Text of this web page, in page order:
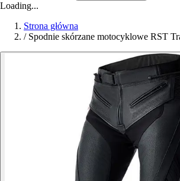
Loading...
Strona główna
/ Spodnie skórzane motocyklowe RST